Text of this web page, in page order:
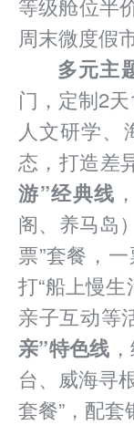
等级舱位半
周末微度假
多元主
门，定制2
人文研学、
态，打造差
游”经典线
阁、养马岛
票”套餐，
打“船上慢
亲子互动等
亲”特色线
台、威海寻
套餐”，配